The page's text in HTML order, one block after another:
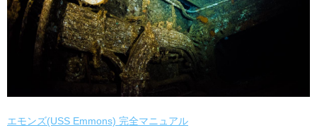
エモンズ(USS Emmons) 完全マニュアル